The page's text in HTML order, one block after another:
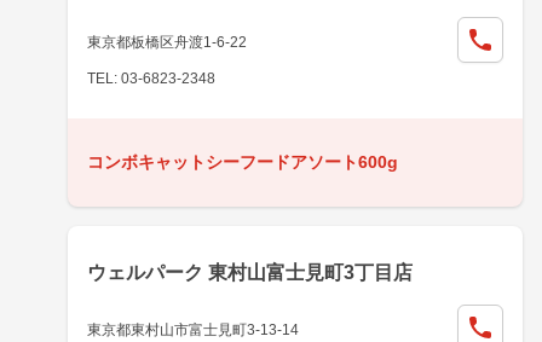
東京都板橋区舟渡1-6-22
TEL: 03-6823-2348
コンボキャットシーフードアソート600g
ウェルパーク 東村山富士見町3丁目店
東京都東村山市富士見町3-13-14